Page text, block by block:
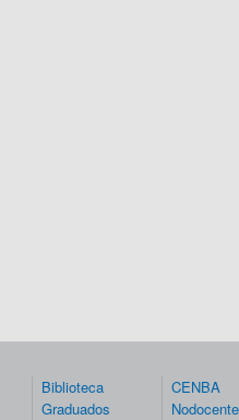
Biblioteca
Graduados
CENBA